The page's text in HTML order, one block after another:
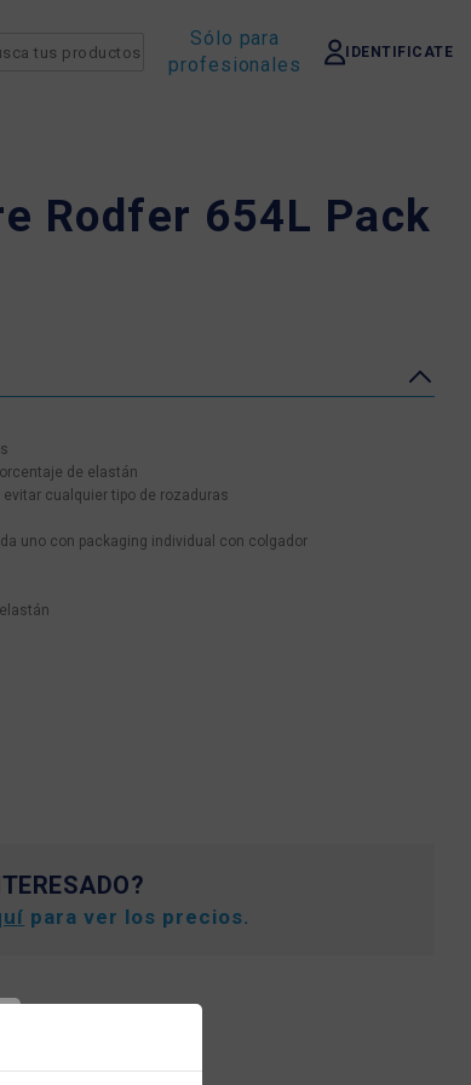
Sólo para
profesionales
IDENTIFICATE
Rodfer 654L Pack
de elastán
cualquier tipo de rozaduras
uno con packaging individual con colgador
para ver los precios.